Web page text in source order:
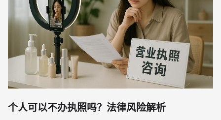
个人可以不办执照吗？法律风险解析